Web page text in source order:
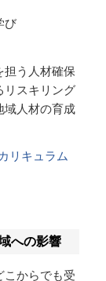
び
担う人材確保
リスキリング
域人材の育成
リキュラム
への影響
こからでも受